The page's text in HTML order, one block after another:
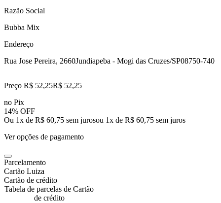
Razão Social
Bubba Mix
Endereço
Rua Jose Pereira, 2660Jundiapeba - Mogi das Cruzes/SP08750-740
Preço R$ 52,25R$ 52,25
no Pix
14% OFF
Ou 1x de R$ 60,75 sem jurosou 1x de R$ 60,75 sem juros
Ver opções de pagamento
Parcelamento
Cartão Luiza
Cartão de crédito
Tabela de parcelas de Cartão
de crédito